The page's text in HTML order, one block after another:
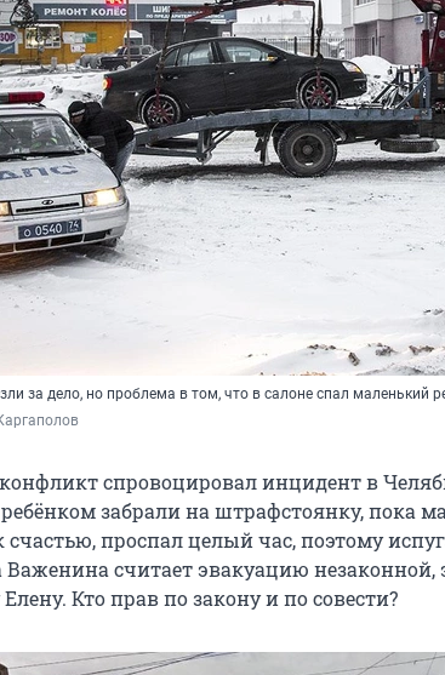
за дело, но проблема в том, что в салоне спал маленький
спровоцировал инцидент в
забрали на штрафстоянку, пока
проспал целый час, поэтому
считает эвакуацию
Кто прав по закону и по совести?